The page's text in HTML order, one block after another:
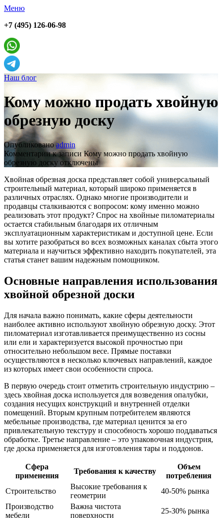
Меню
+7 (495) 126-06-98
Наш блог
Кому можно продать хвойную
обрезную доску
Опубликовано admin
Комментариик записи Кому можно продать хвойную
обрезную доску отключены
Хвойная обрезная доска представляет собой универсальный
строительный материал, который широко применяется в
различных отраслях. Однако многие производители и
продавцы сталкиваются с вопросом: кому именно можно
реализовать этот продукт? Спрос на хвойные пиломатериалы
остается стабильным благодаря их отличным
эксплуатационным характеристикам и доступной цене. Если
вы хотите разобраться во всех возможных каналах сбыта этого
материала и научиться эффективно находить покупателей, эта
статья станет вашим надежным помощником.
Основные направления использования
хвойной обрезной доски
Для начала важно понимать, какие сферы деятельности
наиболее активно используют хвойную обрезную доску. Этот
пиломатериал изготавливается преимущественно из сосны
или ели и характеризуется высокой прочностью при
относительно небольшом весе. Прямые поставки
осуществляются в несколько ключевых направлений, каждое
из которых имеет свои особенности спроса.
В первую очередь стоит отметить строительную индустрию –
здесь хвойная доска используется для возведения опалубки,
создания несущих конструкций и внутренней отделки
помещений. Вторым крупным потребителем являются
мебельные производства, где материал ценится за его
привлекательную текстуру и способность хорошо поддаваться
обработке. Третье направление – это упаковочная индустрия,
где доска применяется для изготовления тары и поддонов.
Сфера
применения
Требования к качеству
Объем
потребления
Строительство
Высокие требования к
геометрии
40-50% рынка
Производство
мебели
Важна чистота
поверхности
25-30% рынка